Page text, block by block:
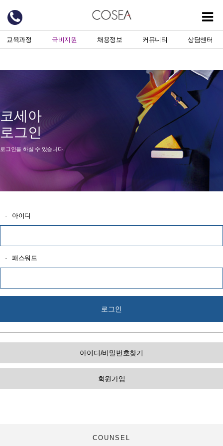
교육과정 국비지원 채용정보 커뮤니티 상담센터
코세아
로그인
로그인을 하실 수 있습니다.
· 아이디
· 패스워드
아이디/비밀번호찾기
회원가입
COUNSEL